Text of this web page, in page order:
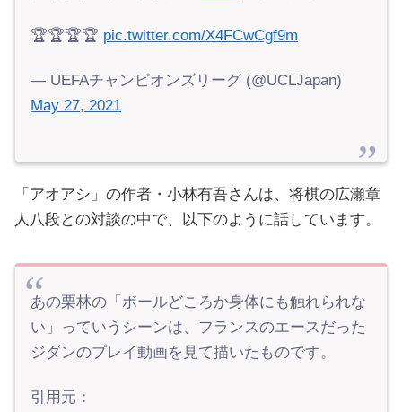
🏆🏆🏆🏆 pic.twitter.com/X4FCwCgf9m
— UEFAチャンピオンズリーグ (@UCLJapan)
May 27, 2021
「アオアシ」の作者・小林有吾さんは、将棋の広瀬章
人八段との対談の中で、以下のように話しています。
あの栗林の「ボールどころか身体にも触れられな
い」っていうシーンは、フランスのエースだった
ジダンのプレイ動画を見て描いたものです。
引用元：